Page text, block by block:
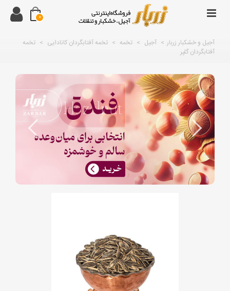
0
آجیل و خشکبار زربار > آجیل > تخمه > تخمه آفتابگردان کانادایی > تخمه
آفتابگردان گلپر